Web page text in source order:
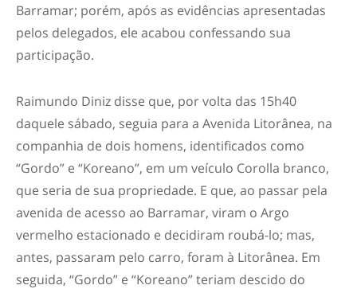
Barramar; porém, após as evidências apresentadas
pelos delegados, ele acabou confessando sua
participação.
Raimundo Diniz disse que, por volta das 15h40
daquele sábado, seguia para a Avenida Litorânea, na
companhia de dois homens, identificados como
“Gordo” e “Koreano”, em um veículo Corolla branco,
que seria de sua propriedade. E que, ao passar pela
avenida de acesso ao Barramar, viram o Argo
vermelho estacionado e decidiram roubá-lo; mas,
antes, passaram pelo carro, foram à Litorânea. Em
seguida, “Gordo” e “Koreano” teriam descido do